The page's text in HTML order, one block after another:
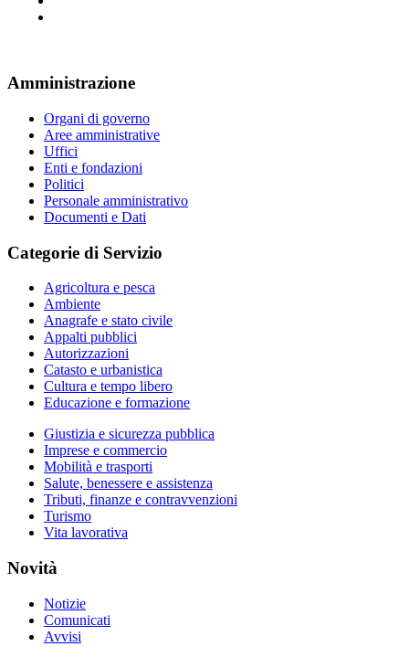
Amministrazione
Organi di governo
Aree amministrative
Uffici
Enti e fondazioni
Politici
Personale amministrativo
Documenti e Dati
Categorie di Servizio
Agricoltura e pesca
Ambiente
Anagrafe e stato civile
Appalti pubblici
Autorizzazioni
Catasto e urbanistica
Cultura e tempo libero
Educazione e formazione
Giustizia e sicurezza pubblica
Imprese e commercio
Mobilità e trasporti
Salute, benessere e assistenza
Tributi, finanze e contravvenzioni
Turismo
Vita lavorativa
Novità
Notizie
Comunicati
Avvisi